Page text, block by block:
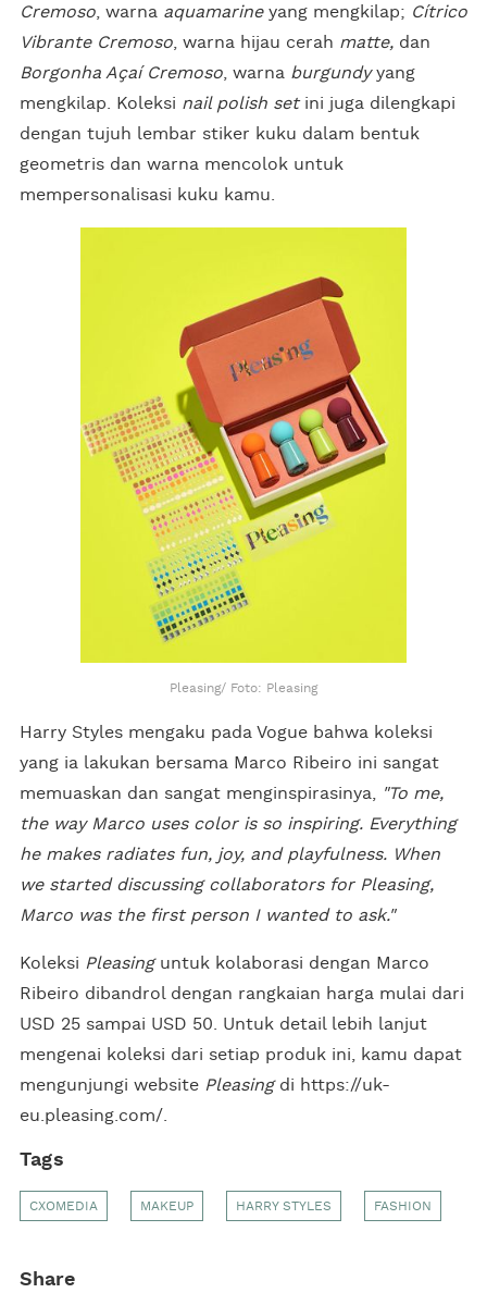
Cremoso , warna aquamarineyang mengkilap; Cítrico
Vibrante Cremoso , warna hijau cerah matte, dan
Borgonha Açaí Cremoso , warna burgundyyang
mengkilap. Koleksi nail polish setini juga dilengkapi
dengan tujuh lembar stiker kuku dalam bentuk
geometris dan warna mencolok untuk
mempersonalisasi kuku kamu.
Pleasing/ Foto: Pleasing
Harry Styles mengaku pada Vogue bahwa koleksi
yang ia lakukan bersama Marco Ribeiro ini sangat
memuaskan dan sangat menginspirasinya,
"To me,
the way Marco uses color is so inspiring. Everything
he makes radiates fun, joy, and playfulness. When
we started discussing collaborators for Pleasing,
Marco was the first person I wanted to ask."
Koleksi Pleasinguntuk kolaborasi dengan Marco
Ribeiro dibandrol dengan rangkaian harga mulai dari
USD 25 sampai USD 50. Untuk detail lebih lanjut
mengenai koleksi dari setiap produk ini, kamu dapat
mengunjungi website Pleasingdi https://uk-
eu.pleasing.com/.
Tags
CXOMEDIA MAKEUP HARRY STYLES FASHION
Share